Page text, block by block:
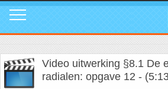
Video uitwerking §8.1 De
radialen: opgave 12 -
Mavo
Mavo4: Hoofdstuk 1: Statistiek en kans
Calculators
Geogebra
1. ABC Formule
2. Cosinusregel
In de media
Instagram
Mail ons
Promo video
Instagram
Tik Tok